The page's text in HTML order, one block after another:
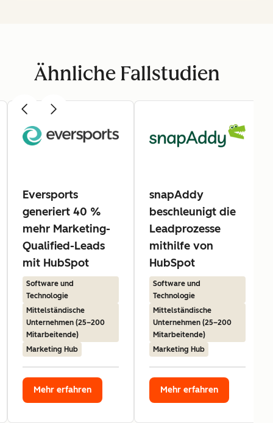
Ähnliche Fallstudien
Eversports
generiert 40 %
mehr Marketing-
Qualified-Leads
mit HubSpot
Software und
Technologie
Mittelständische
Unternehmen (25–200
Mitarbeitende)
Marketing Hub
Mehr erfahren
snapAddy
beschleunigt die
Leadprozesse
mithilfe von
HubSpot
Software und
Technologie
Mittelständische
Unternehmen (25–200
Mitarbeitende)
Marketing Hub
Mehr erfahren